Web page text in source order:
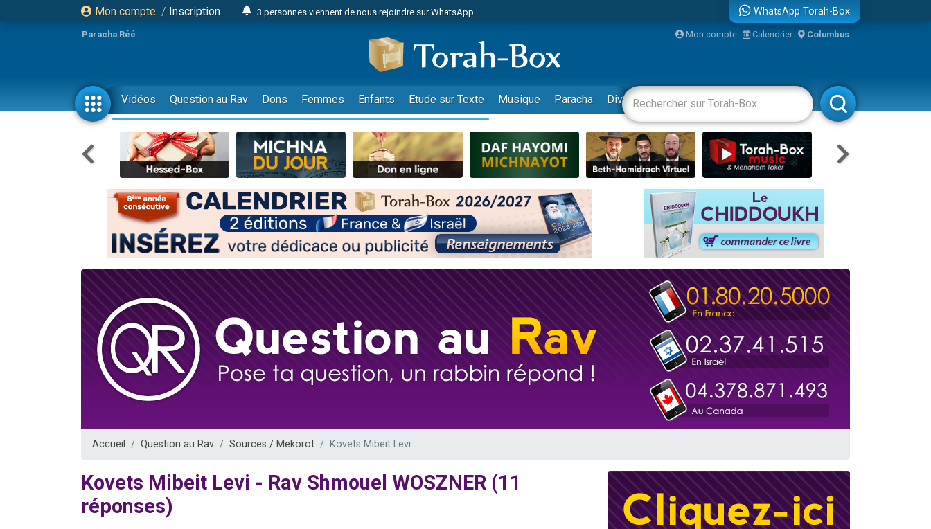
Mon compte / Inscription
3 personnes viennent de nous rejoindre sur WhatsApp
3 personnes viennent de faire un don pour 5 jours de vacances aux Orphelins
3 personnes viennent de faire un don pour Diane, 80 ans, dans un appartement insalubre
2 personnes viennent de nous rejoindre sur WhatsApp
13 personnes viennent de demander une bénédiction
30 personnes viennent de faire un don pour Sauvez la jambe de Yohan
Il reste 49 places pour étudier en groupe sur Zoom
12 nouvelles musiques dans Torah-Box Music
3 personnes viennent de nous rejoindre sur WhatsApp
2 personnes viennent de nous rejoindre sur WhatsApp
2 nouvelles musiques dans Torah-Box Music
3 personnes viennent de nous rejoindre sur WhatsApp
8 personnes viennent de faire un don pour Tsédaka : pauvres d'Israel
Nouvelle émission radio : Visions de grandeur n°104 : Le Chabbath et le Birkat Hamazone à travers le temps
61 personnes viennent de demander une bénédiction
Il reste 49 places pour étudier en groupe sur Zoom
Ariel vient de donner son Maasser
Nathaniel vient de donner son Maasser
WhatsApp Torah-Box
Paracha Réé Mon compte Calendrier Columbus
Vidéos Question au Rav Dons Femmes Enfants Etude sur Texte Musique Paracha Divertissements Livres Rabbanim
Accueil Question au Rav Sources / Mekorot Kovets Mibeit Levi
Kovets Mibeit Levi - Rav Shmouel WOSZNER (11
réponses)